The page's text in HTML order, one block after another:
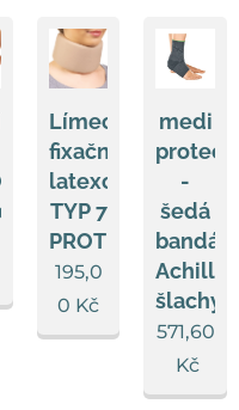
Límec
fixační
latexový
TYP 7
PROTETIKA
195,0
0 Kč
medi
-
šedá
bandáž
šlachy
571,60
Kč